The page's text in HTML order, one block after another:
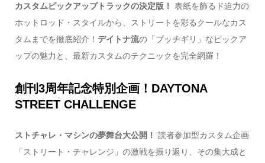
カスタムピックアップトラックの決定版！ 表紙を飾るド迫力の
ホットロッド・スタイルから、ストリートを彩るクールなカス
タムまでを徹底紹介！ デイトナ流の「ブッチギリ」なピックア
ップの魅力と、最新カスタムのテクニックを完全網羅！
創刊3周年記念特別企画！DAYTONA
STREET CHALLENGE
ストチャレ・マシンの夢舞台大公開！ 読者参加型カスタム企画
「ストリート・チャレンジ」の激戦を振り返り、その集大成と